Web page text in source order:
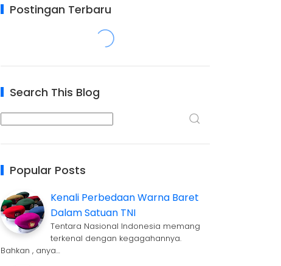
Postingan Terbaru
Search This Blog
Popular Posts
Kenali Perbedaan Warna Baret
Dalam Satuan TNI
Tentara Nasional Indonesia memang
terkenal dengan kegagahannya.
Bahkan , anya…